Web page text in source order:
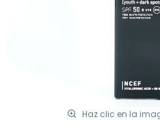
Haz clic en la